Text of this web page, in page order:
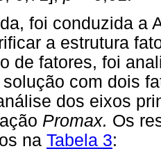
foi conduzida a
a estrutura
de fatores, foi
com dois
dos eixos
Promax. Os
na Tabela 3: